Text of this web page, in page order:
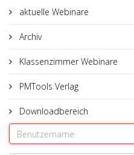
aktuelle Webinare
Archiv
Klassenzimmer Webinare
PMTools Verlag
Downloadbereich